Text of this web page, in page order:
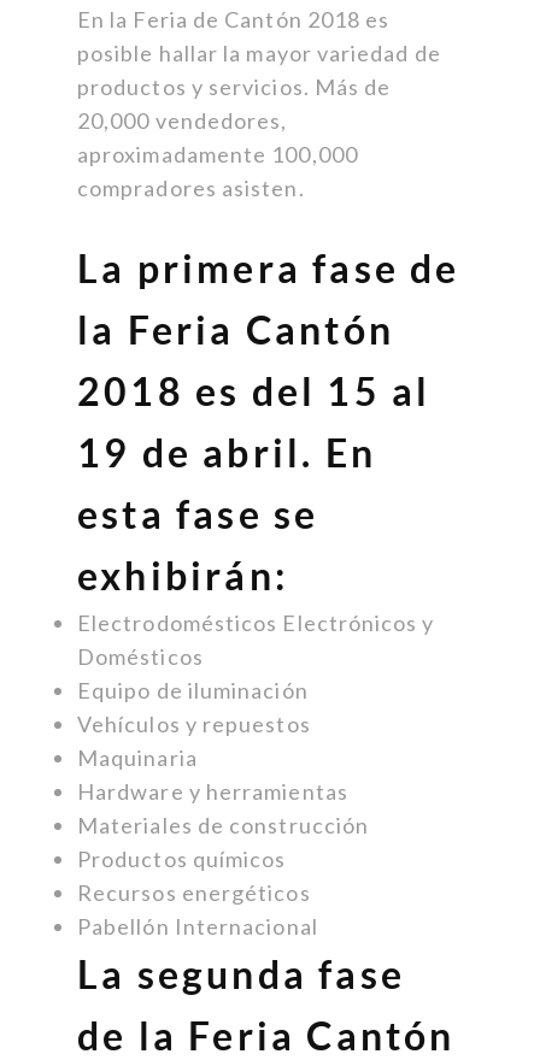
En la Feria de Cantón 2018 es
posible hallar la mayor variedad de
productos y servicios. Más de
20,000 vendedores,
aproximadamente 100,000
compradores asisten.
La primera fase de
la Feria Cantón
2018 es del 15 al
19 de abril. En
esta fase se
exhibirán:
Electrodomésticos Electrónicos y
Domésticos
Equipo de iluminación
Vehículos y repuestos
Maquinaria
Hardware y herramientas
Materiales de construcción
Productos químicos
Recursos energéticos
Pabellón Internacional
La segunda fase
de la Feria Cantón